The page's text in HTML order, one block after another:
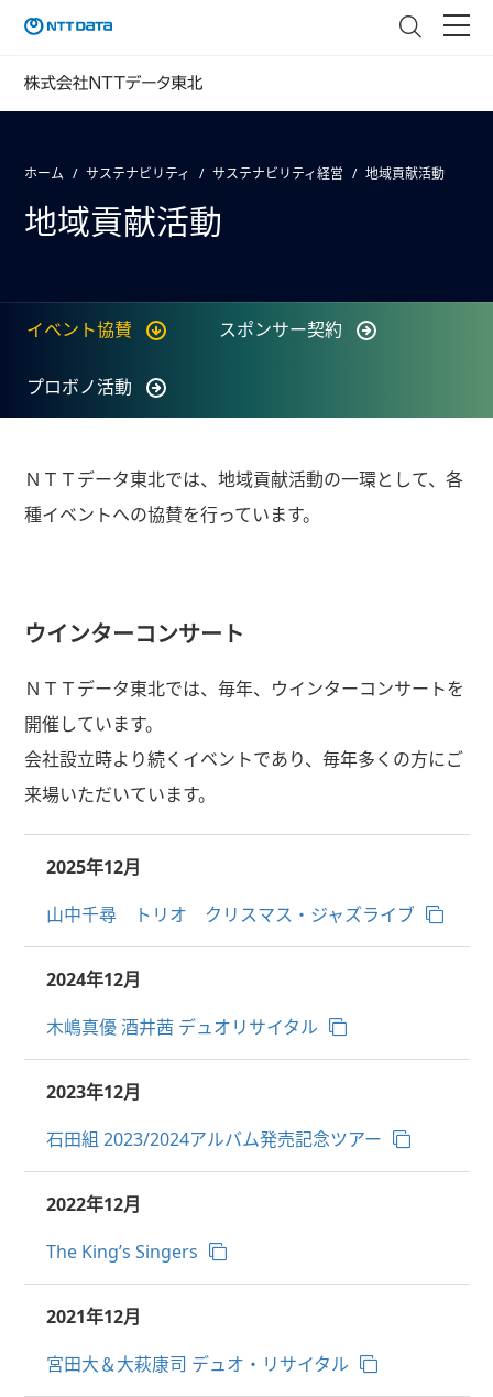
ホーム サステナビリティ サステナビリティ経営 地域貢献活動
地域貢献活動
イベント協賛 スポンサー契約
プロボノ活動
ＮＴＴデータ東北では、地域貢献活動の一環として、各
種イベントへの協賛を行っています。
ウインターコンサート
ＮＴＴデータ東北では、毎年、ウインターコンサートを
開催しています。
会社設立時より続くイベントであり、毎年多くの方にご
来場いただいています。
2025年12月
山中千尋 トリオ クリスマス・ジャズライブ
2024年12月
木嶋真優 酒井茜 デュオリサイタル
2023年12月
石田組 2023/2024アルバム発売記念ツアー
2022年12月
The King’s Singers
2021年12月
宮田大＆大萩康司 デュオ・リサイタル